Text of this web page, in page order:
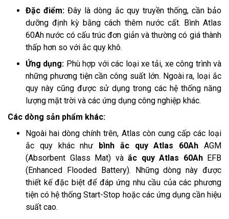
Đặc điểm:Đây là dòng ắc quy truyền thống, cần bảo
dưỡng định kỳ bằng cách thêm nước cất. Bình Atlas
60Ah nước có cấu trúc đơn giản và thường có giá thành
thấp hơn so với ắc quy khô.
Ứng dụng: Phù hợp với các loại xe tải, xe công trình và
những phương tiện cần công suất lớn. Ngoài ra, loại ắc
quy này cũng được sử dụng trong các hệ thống năng
lượng mặt trời và các ứng dụng công nghiệp khác.
Các dòng sản phẩm khác:
Ngoài hai dòng chính trên, Atlas còn cung cấp các loại
ắc quy khác như
bình ắc quy Atlas 60Ah AGM
(Absorbent Glass Mat) và ắc quy Atlas 60AhEFB
(Enhanced Flooded Battery). Những dòng này được
thiết kế đặc biệt để đáp ứng nhu cầu của các phương
tiện có hệ thống Start-Stop hoặc các ứng dụng cần hiệu
suất cao.